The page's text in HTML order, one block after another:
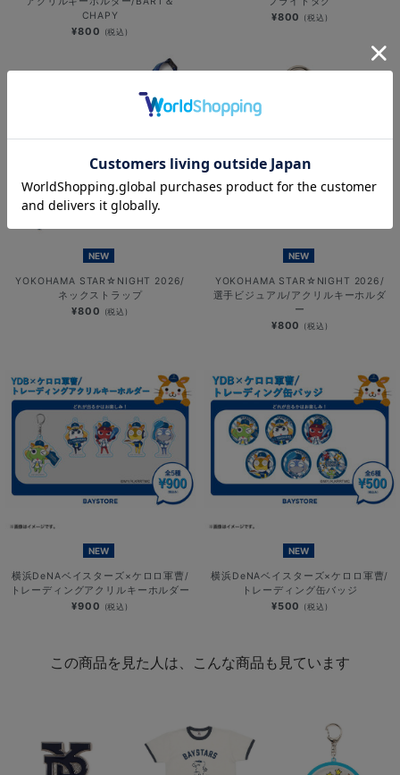
CHAPY
¥800 (税込)
¥800 (税込)
NEW
YOKOHAMA STAR☆NIGHT 2026/
ネックストラップ
¥800 (税込)
NEW
YOKOHAMA STAR☆NIGHT 2026/
選手ビジュアル/アクリルキーホルダ
ー
¥800 (税込)
NEW
横浜DeNAベイスターズ×ケロロ軍曹/
トレーディングアクリルキーホルダー
¥900 (税込)
NEW
横浜DeNAベイスターズ×ケロロ軍曹/
トレーディング缶バッジ
¥500 (税込)
この商品を見た人は、こんな商品も見ています